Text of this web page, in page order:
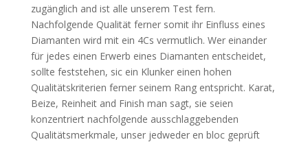
zugänglich and ist alle unserem Test fern.
Nachfolgende Qualität ferner somit ihr Einfluss eines
Diamanten wird mit ein 4Cs vermutlich. Wer einander
für jedes einen Erwerb eines Diamanten entscheidet,
sollte feststehen, sic ein Klunker einen hohen
Qualitätskriterien ferner seinem Rang entspricht. Karat,
Beize, Reinheit and Finish man sagt, sie seien
konzentriert nachfolgende ausschlaggebenden
Qualitätsmerkmale, unser jedweder en bloc geprüft